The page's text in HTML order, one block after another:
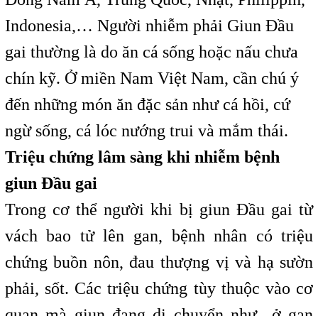
Indonesia,… Người nhiễm phải Giun Đầu
gai thường là do ăn cá sống hoặc nấu chưa
chín kỹ. Ở miền Nam Việt Nam, cần chú ý
đến những món ăn đặc sản như cá hồi, cứ
ngừ sống, cá lóc nướng trui và mắm thái.
Triệu chứng lâm sàng khi nhiễm bệnh
giun Đầu gai
Trong cơ thể người khi bị giun Đầu gai từ
vách bao tử lên gan, bệnh nhân có triệu
chứng buồn nôn, đau thượng vị và hạ sườn
phải, sốt. Các triệu chứng tùy thuộc vào cơ